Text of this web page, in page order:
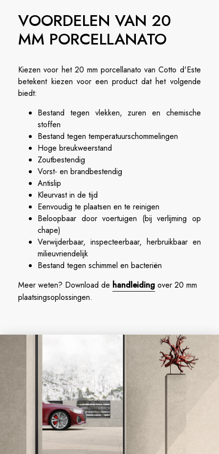
VOORDELEN VAN 20
MM PORCELLANATO
Kiezen voor het 20 mm porcellanato van Cotto d'Este
betekent kiezen voor een product dat het volgende
biedt:
Bestand tegen vlekken, zuren en chemische
stoffen
Bestand tegen temperatuurschommelingen
Hoge breukweerstand
Zoutbestendig
Vorst- en brandbestendig
Antislip
Kleurvast in de tijd
Eenvoudig te plaatsen en te reinigen
Beloopbaar door voertuigen (bij verlijming op
chape)
Verwijderbaar, inspecteerbaar, herbruikbaar en
milieuvriendelijk
Bestand tegen schimmel en bacteriën
Meer weten? Download de handleiding over 20 mm
plaatsingsoplossingen.